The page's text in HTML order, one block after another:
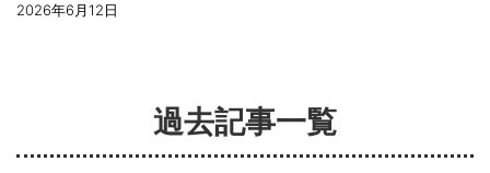
2026年6月12日
過去記事一覧